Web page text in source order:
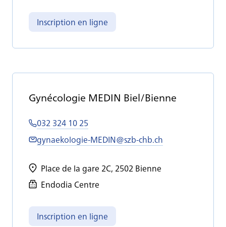
Inscription en ligne
Gy­né­co­lo­gie ME­DIN Biel/Bienne
032 324 10 25
gynaekologie-MEDIN@szb-chb.ch
Place de la gare 2C, 2502 Bienne
Endodia Centre
Inscription en ligne